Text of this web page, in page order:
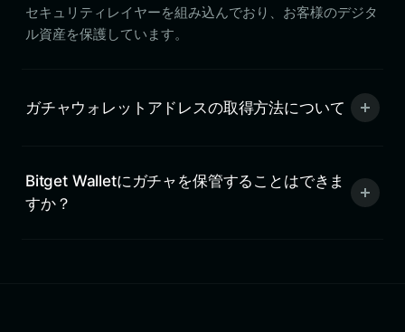
セキュリティレイヤーを組み込んでおり、お客様のデジタ
ル資産を保護しています。
ガチャウォレットアドレスの取得方法について
Bitget Walletにガチャを保管することはできま
すか？